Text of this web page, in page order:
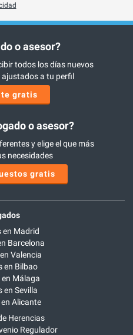
o asesor?
todos los días nuevos
a tu perfil
gratis
o asesor?
y elige el que más
necesidades
gratis
en Madrid
Barcelona
Valencia
en Bilbao
Málaga
en Sevilla
Alicante
Herencias
Regulador